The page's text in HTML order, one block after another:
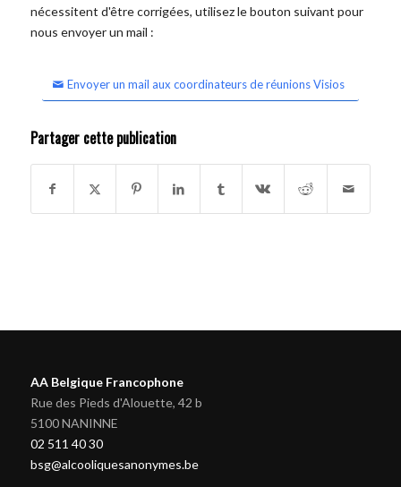
nécessitent d'être corrigées, utilisez le bouton suivant pour
nous envoyer un mail :
Envoyer un mail aux coordinateurs de réunions Visios
Partager cette publication
AA Belgique Francophone
Rue des Pieds d'Alouette, 42 b
5100 NANINNE
02 511 40 30
bsg@alcooliquesanonymes.be